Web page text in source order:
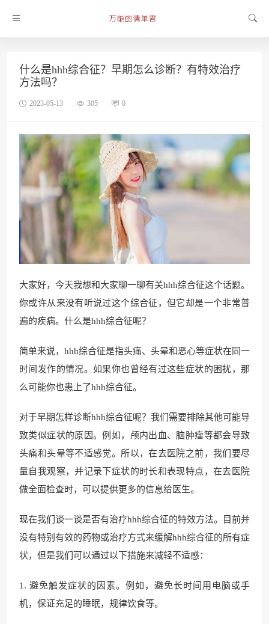
什么是hhh综合征？早期怎么诊断？有特效治疗
方法吗？
2023-05-13 305 0
大家好，今天我想和大家聊一聊有关hhh综合征这个话题。
你或许从来没有听说过这个综合征，但它却是一个非常普
遍的疾病。什么是hhh综合征呢？
简单来说，hhh综合征是指头痛、头晕和恶心等症状在同一
时间发作的情况。如果你也曾经有过这些症状的困扰，那
么可能你也患上了hhh综合征。
对于早期怎样诊断hhh综合征呢？我们需要排除其他可能导
致类似症状的原因。例如，颅内出血、脑肿瘤等都会导致
头痛和头晕等不适感觉。所以，在去医院之前，我们要尽
量自我观察，并记录下症状的时长和表现特点，在去医院
做全面检查时，可以提供更多的信息给医生。
现在我们谈一谈是否有治疗hhh综合征的特效方法。目前并
没有特别有效的药物或治疗方式来缓解hhh综合征的所有症
状，但是我们可以通过以下措施来减轻不适感：
1. 避免触发症状的因素。例如，避免长时间用电脑或手
机，保证充足的睡眠，规律饮食等。